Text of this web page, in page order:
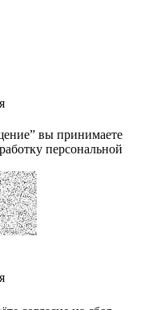
вы принимаете
персональной